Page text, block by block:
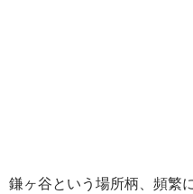
鎌ヶ谷という場所柄、頻繁